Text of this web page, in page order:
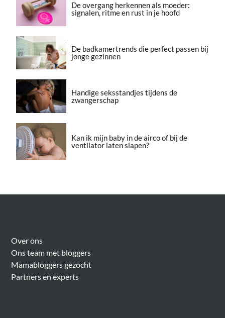
De overgang herkennen als moeder:
signalen, ritme en rust in je hoofd
De badkamertrends die perfect passen bij
jonge gezinnen
Handige seksstandjes tijdens de
zwangerschap
Kan ik mijn baby in de airco of bij de
ventilator laten slapen?
Over ons
Ons team met bloggers
Mamabloggers gezocht
Partners en experts